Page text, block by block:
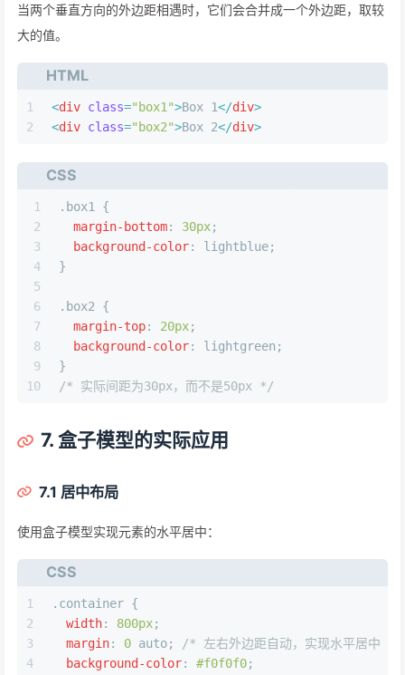
当两个垂直方向的外边距相遇时，它们会合并成一个外边距，取较
大的值。
HTML
1
2
<div class="box1">Box 1</div>
<div class="box2">Box 2</div>
CSS
1
2
3
4
5
6
7
8
9
10
.box1
{
margin-bottom: 30px;
background-color: lightblue;
}
.box2 {
margin-top: 20px;
background-color: lightgreen;
}
/* 实际间距为30px，而不是50px */
7. 盒子模型的实际应用
7.1 居中布局
使用盒子模型实现元素的水平居中：
CSS
1
2
3
4
.container {
width: 800px;
margin: 0 auto;
/* 左右外边距自动，实现水平居中 */
background-color: #f0f0f0;